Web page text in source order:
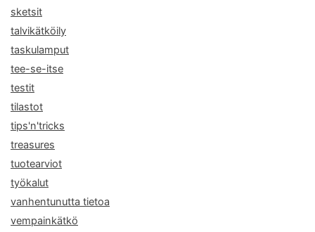
sketsit
talvikätköily
taskulamput
tee-se-itse
testit
tilastot
tips'n'tricks
treasures
tuotearviot
työkalut
vanhentunutta tietoa
vempainkätkö